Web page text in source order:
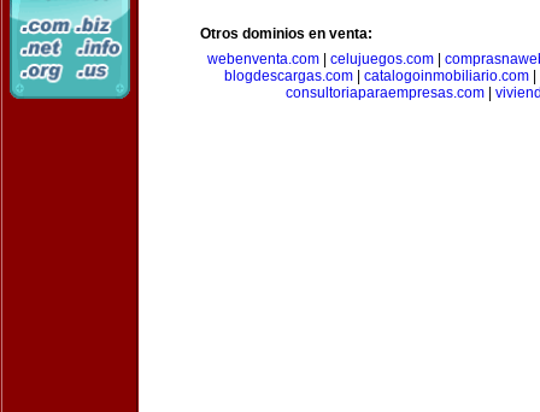
Otros dominios en venta:
webenventa.com| celujuegos.com|
blogdescargas.com| catalogoinmobiliario.com|
consultoriaparaempresas.com|